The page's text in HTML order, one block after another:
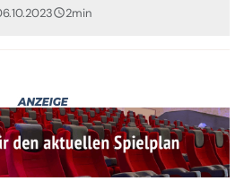
weiteres Angebot schaffen.
query_builder2min